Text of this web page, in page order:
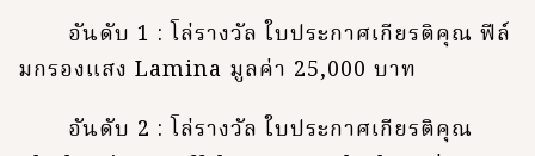
อันดับ 1 : โล่รางวัล ใบประกาศเกียรติคุณ ฟีล์
มกรองแสง Lamina มูลค่า 25,000 บาท
อันดับ 2 : โล่รางวัล ใบประกาศเกียรติคุณ